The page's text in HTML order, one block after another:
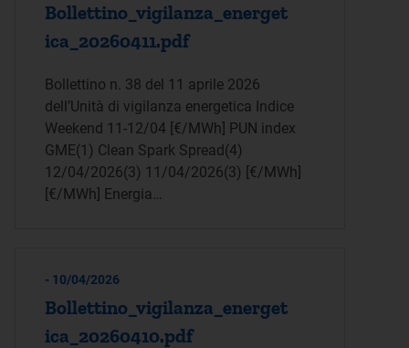
Bollettino_vigilanza_energet
ica_20260411.pdf
Bollettino n. 38 del 11 aprile 2026
dell’Unità di vigilanza energetica Indice
Weekend 11-12/04 [€/MWh] PUN index
GME(1) Clean Spark Spread(4)
12/04/2026(3) 11/04/2026(3) [€/MWh]
[€/MWh] Energia…
- 10/04/2026
Bollettino_vigilanza_energet
ica_20260410.pdf